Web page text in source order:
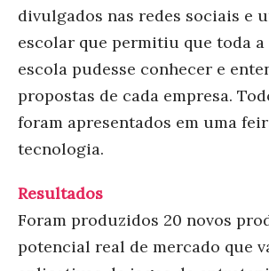
divulgados nas redes sociais e
escolar que permitiu que toda a
escola pudesse conhecer e
propostas de cada empresa.
foram apresentados em uma
tecnologia.
Resultados
Foram produzidos 20 novos
potencial real de mercado que